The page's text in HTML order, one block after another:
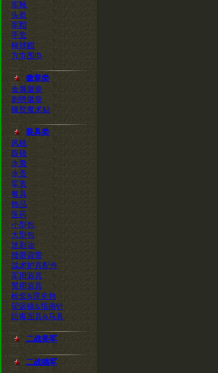
军靴
头盔
军帽
手套
棒球帽
方巾围巾
徽章类
金属徽章
刺绣徽章
橡胶魔术贴
装具类
风镜
眼镜
水囊
水壶
军表
餐具
饰品
医药
小型包
大型包
迷彩油
腰带背带
战术护具配件
军用装具
警用装具
枪套&弹夹包
望远镜&指南针
防毒面具&马具
二战美军
二战德军